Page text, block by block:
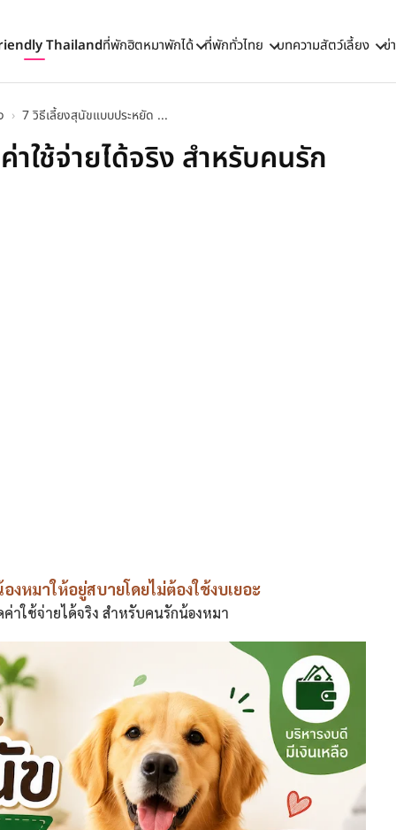
Thailandที่พักฮิตหมาพักได้ ที่พักทั่วไทย บทความสัตว์เลี้ยง ข่
› 7 วิธีเลี้ยงสุนัขแบบประหยัด ...
ใช้จ่ายได้จริง สำหรับคนรัก
หมาให้อยู่สบายโดยไม่ต้องใช้งบเยอะ
าใช้จ่ายได้จริง สำหรับคนรักน้องหมา